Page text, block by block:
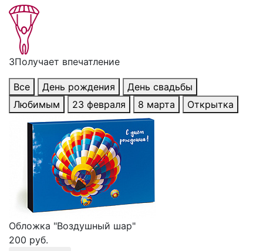
3Получает впечатление
Все День рождения
День свадьбы
Любимым
23 февраля 8 марта Открытка
Обложка "Воздушный шар"
200 руб.